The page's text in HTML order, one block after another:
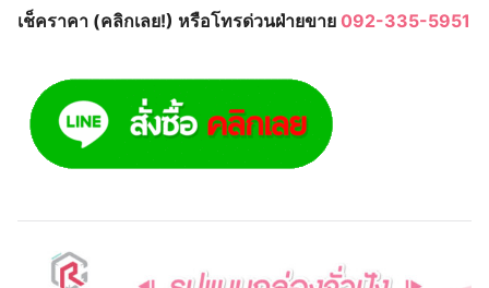
เช็คราคา (คลิกเลย!) หรือโทรด่วนฝ่ายขาย 092-335-5951